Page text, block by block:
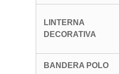
LINTERNA
DECORATIVA
BANDERA POLO